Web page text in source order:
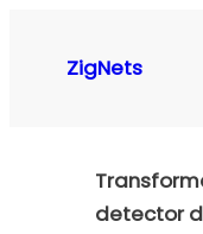
ZigNets
detector